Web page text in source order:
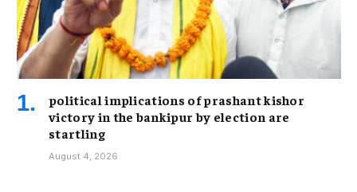
political implications of prashant kishor
victory in the bankipur by election are
startling
August 4, 2026